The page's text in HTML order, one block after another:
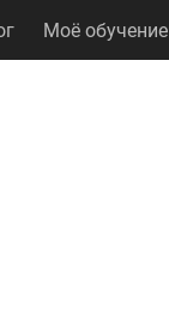
Моё обучение